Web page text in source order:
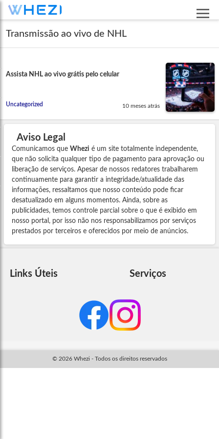
Transmissão ao vivo de NHL
Assista NHL ao vivo grátis pelo celular
Uncategorized 10 meses atrás
Aviso Legal
Comunicamos que Whezi é um site totalmente independente,
que não solicita qualquer tipo de pagamento para aprovação ou
liberação de serviços. Apesar de nossos redatores trabalharem
continuamente para garantir a integridade/atualidade das
informações, ressaltamos que nosso conteúdo pode ficar
desatualizado em alguns momentos. Ainda, sobre as
publicidades, temos controle parcial sobre o que é exibido em
nosso portal, por isso não nos responsabilizamos por serviços
prestados por terceiros e oferecidos por meio de anúncios.
Links Úteis Serviços
© 2026 Whezi - Todos os direitos reservados